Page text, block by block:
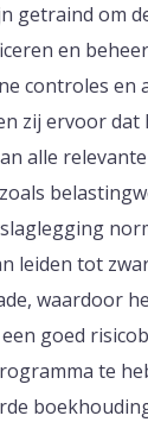
getraind om
en
controles en
zij ervoor dat
alle
leiden tot
waardoor
goed
te